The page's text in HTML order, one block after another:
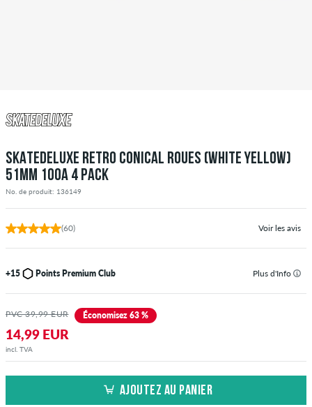
SKATEDELUXE RETRO CONICAL ROUES (WHITE YELLOW)
51MM 100A 4 PACK
No. de produit: 136149
(60) Voir les avis
+15 Points Premium Club Plus d'Info
PVC 39,99 EUR Économisez 63 %
14,99 EUR
incl. TVA
AJOUTEZ AU PANIER